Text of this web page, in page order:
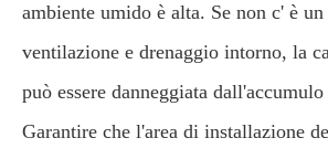
ambiente umido è alta. Se non c' è
ventilazione e drenaggio intorno, la
può essere danneggiata
Garantire che l'area di installazione